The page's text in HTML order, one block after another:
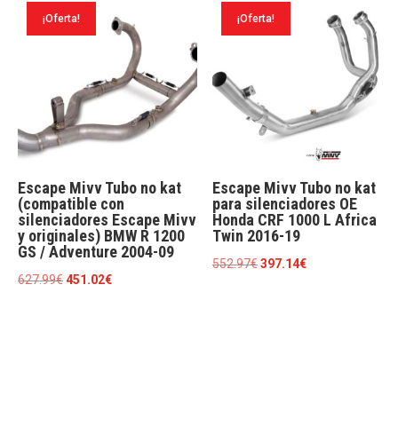
era:
363.00€.260.71€.
era:
82.56€.
¡Oferta!
Escape Mivv Tubo no kat
(compatible con
silenciadores Escape Mivv
y originales) BMW R 1200
GS / Adventure 2004-09
627.99€El
451.02€El
¡Oferta!
Escape Mivv Tubo no kat
para silenciadores OE
Honda CRF 1000 L Africa
Twin 2016-19
552.97€El
397.14€El